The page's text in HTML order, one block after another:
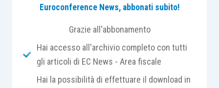
sportivi.
PROGRAMMA
Euroconference News, abbonati subito!
Grazie all'abbonamento
Hai accesso all'archivio completo con tutti
gli articoli di EC News - Area fiscale
Hai la possibilità di effettuare il download in